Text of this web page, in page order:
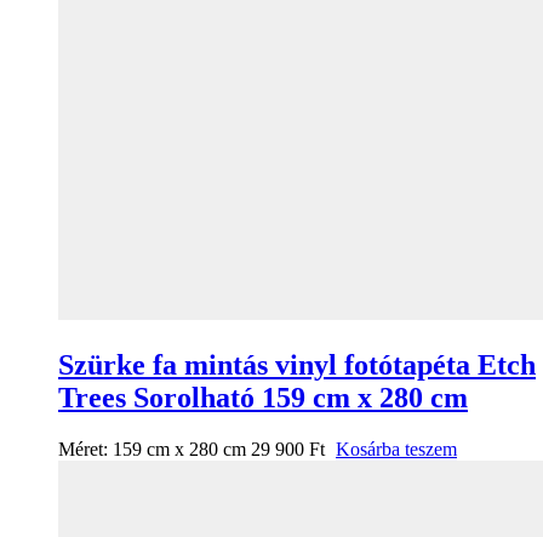
Szürke fa mintás vinyl fotótapéta Etch
Trees Sorolható 159 cm x 280 cm
Méret: 159 cm x 280 cm 29 900 Ft Kosárba teszem